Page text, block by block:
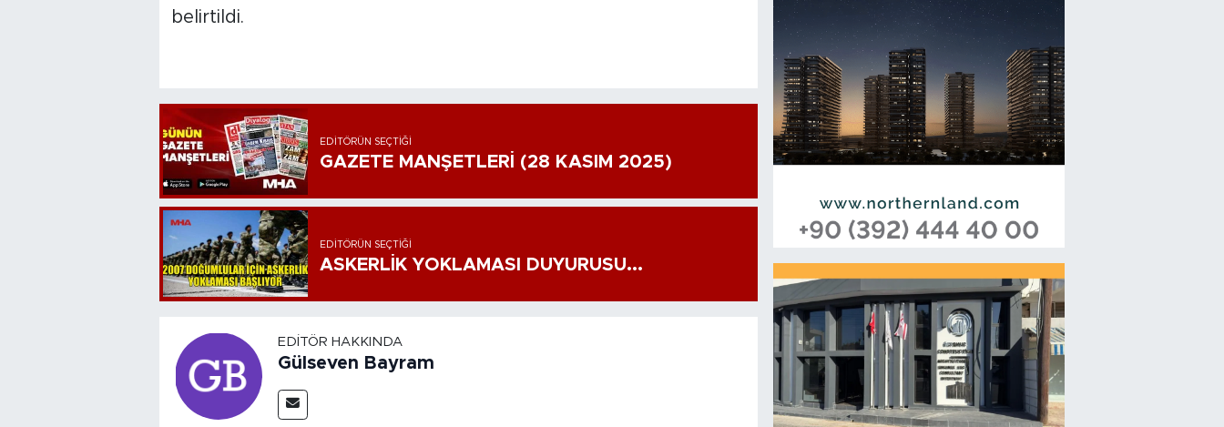
belirtildi.
EDITÖRÜN SEÇTIĞI
GAZETE MANŞETLERİ (28 KASIM 2025)
EDITÖRÜN SEÇTIĞI
ASKERLİK YOKLAMASI DUYURUSU...
EDITÖR HAKKINDA
Gülseven Bayram